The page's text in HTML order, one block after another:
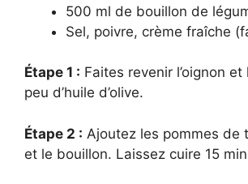
500 ml de bouillon de
Sel, poivre, crème fraîche
Étape 1 : Faites revenir l’oignon et
peu d’huile d’olive.
Étape 2 : Ajoutez les pommes de
et le bouillon. Laissez cuire 15